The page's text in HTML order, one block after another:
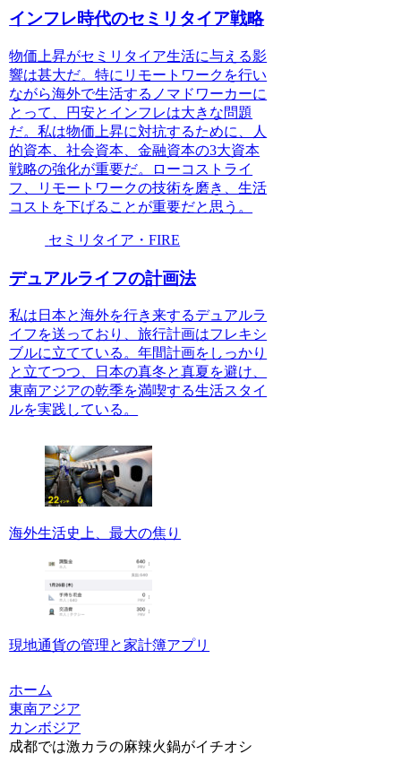
インフレ時代のセミリタイア戦略
物価上昇がセミリタイア生活に与える影
響は甚大だ。特にリモートワークを行い
ながら海外で生活するノマドワーカーに
とって、円安とインフレは大きな問題
だ。私は物価上昇に対抗するために、人
的資本、社会資本、金融資本の3大資本
戦略の強化が重要だ。ローコストライ
フ、リモートワークの技術を磨き、生活
コストを下げることが重要だと思う。
セミリタイア・FIRE
デュアルライフの計画法
私は日本と海外を行き来するデュアルラ
イフを送っており、旅行計画はフレキシ
ブルに立てている。年間計画をしっかり
と立てつつ、日本の真冬と真夏を避け、
東南アジアの乾季を満喫する生活スタイ
ルを実践している。
海外生活史上、最大の焦り
現地通貨の管理と家計簿アプリ
ホーム
東南アジア
カンボジア
成都では激カラの麻辣火鍋がイチオシ